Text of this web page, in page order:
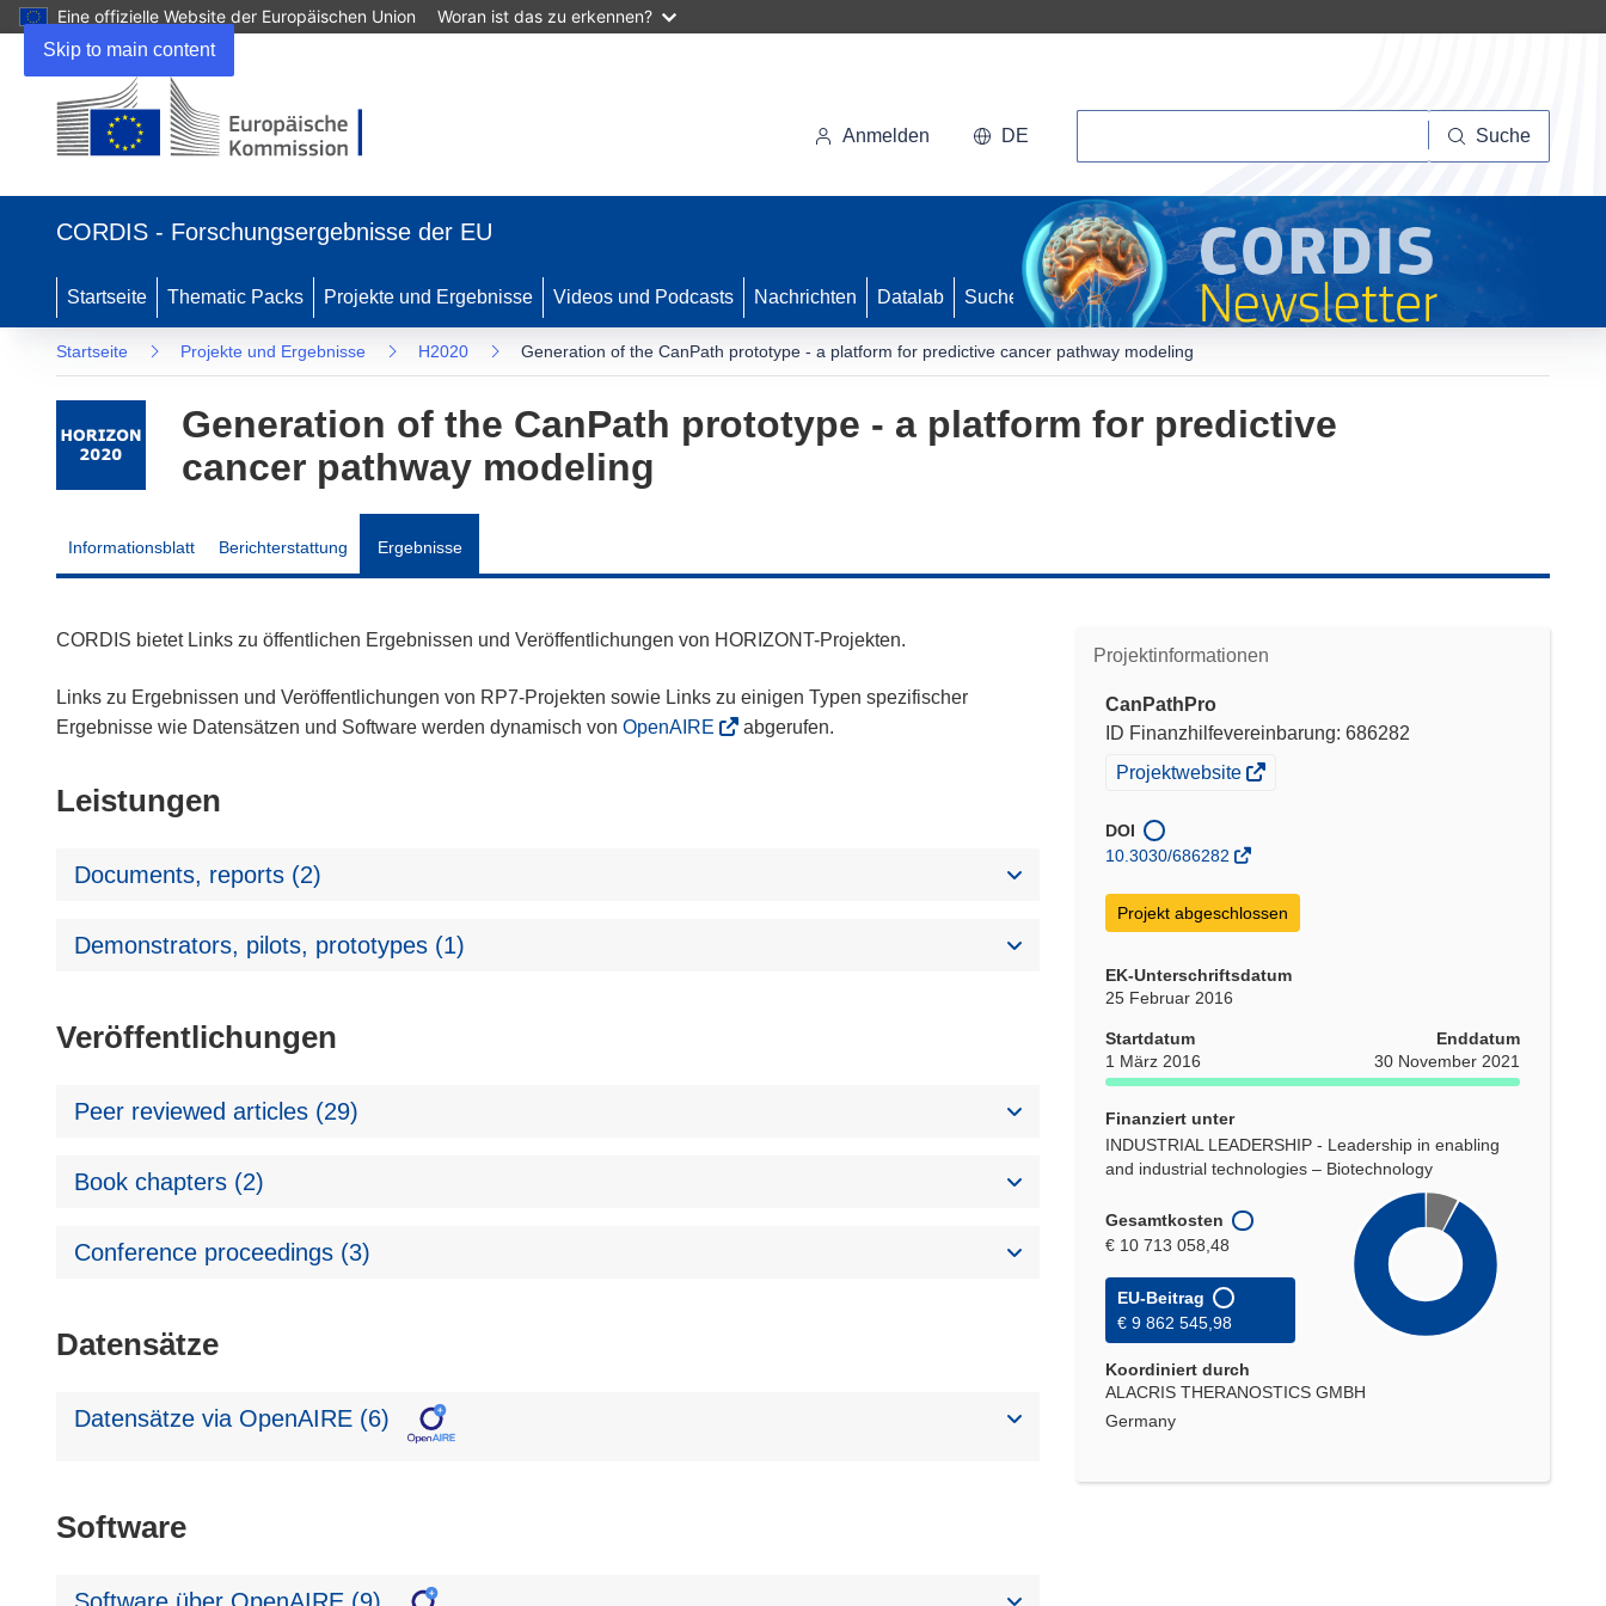
Skip to main content
Eine offizielle Website der Europäischen Union Woran ist das zu erkennen?
neuem
Anmelden DE Suche
CORDIS - Forschungsergebnisse der EU
Startseite Thematic Packs Projekte und Ergebnisse Videos und Podcasts Nachrichten Datalab Suche
Startseite Projekte und Ergebnisse H2020 Generation of the CanPath prototype - a platform for predictive cancer pathway modeling
Generation of the CanPath prototype - a platform for predictive
cancer pathway modeling
Informationsblatt Berichterstattung Ergebnisse
Projektinformationen
CanPathPro
ID Finanzhilfevereinbarung: 686282
(öffnet
Fenster)
Projektwebsite
DOI
10.3030/686282
Projekt abgeschlossen
EK-Unterschriftsdatum
25 Februar 2016
Startdatum
1 März 2016
Enddatum
30 November 2021
Finanziert unter
INDUSTRIAL LEADERSHIP - Leadership in enabling
and industrial technologies – Biotechnology
Gesamtkosten
€ 10 713 058,48
EU-Beitrag
€ 9 862 545,98
Koordiniert durch
ALACRIS THERANOSTICS GMBH
Germany
CORDIS bietet Links zu öffentlichen Ergebnissen und Veröffentlichungen von HORIZONT-Projekten.
Links zu Ergebnissen und Veröffentlichungen von RP7-Projekten sowie Links zu einigen Typen spezifischer
Ergebnisse wie Datensätzen und Software werden dynamisch von OpenAIRE abgerufen.
Leistungen
Documents, reports (2)
Demonstrators, pilots, prototypes (1)
Veröffentlichungen
Peer reviewed articles (29)
Book chapters (2)
Conference proceedings (3)
Datensätze
Datensätze via OpenAIRE (6)
Software